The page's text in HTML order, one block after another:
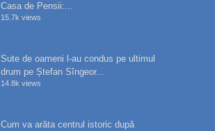
Casa de Pensii:...
15.7k views
Sute de oameni l-au condus pe ultimul
drum pe Ștefan Sîngeor...
14.8k views
Cum va arăta centrul istoric după